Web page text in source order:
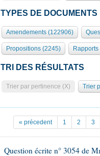
TYPES DE DOCUMENTS
Amendements (122906)
Propositions (2245)
TRI DES RÉSULTATS
Trier par pertinence (X) Trier
« précedent 1 2 3
Question écrite n° 3054 de